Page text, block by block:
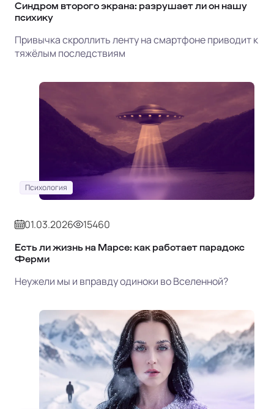
Синдром второго экрана: разрушает ли он нашу
психику
Привычка скроллить ленту на смартфоне приводит к
тяжёлым последствиям
Психология
01.03.2026 15460
Есть ли жизнь на Марсе: как работает парадокс
Ферми
Неужели мы и вправду одиноки во Вселенной?